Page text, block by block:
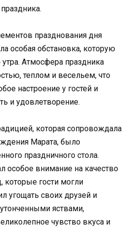
празднования дня
особая обстановка, которую
Атмосфера праздника
теплом и весельем, что
настроение у гостей и
и удовлетворение.
которая сопровождала
Марата, было
праздничного стола.
особое внимание на качество
которые гости могли
угощать своих друзей и
яствами,
чувство вкуса и